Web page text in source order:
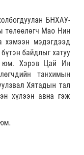
БНХАУ-
төлөөлөгч Мао Нин
хэмээн мэдэгдээд
байдлыг хатуу
юм. Хэрэв Цай Ин
танхимын
Хятадын тал
хүлээн авна гэж